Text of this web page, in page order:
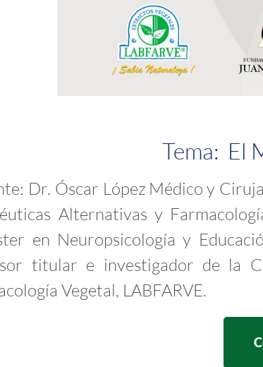
Tema: El
Dr. Óscar López Médico y
Alternativas y
en Neuropsicología y
titular e investigador de la
Vegetal, LABFARVE.